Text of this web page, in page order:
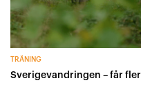
TRÄNING
Sverigevandringen – får fler